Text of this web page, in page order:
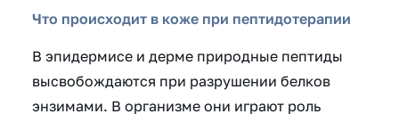
Что происходит в коже при пептидотерапии
В эпидермисе и дерме природные пептиды
высвобождаются при разрушении белков
энзимами. В организме они играют роль